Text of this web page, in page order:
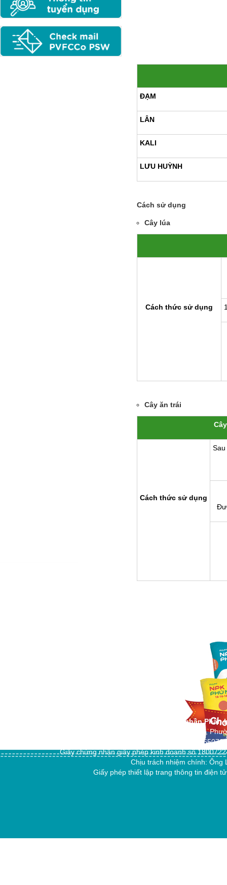
ĐẠM
LÂN
KALI
LƯU HUỲNH
Cách sử dụng
Cây lúa
Cách thức sử dụng
Cây ăn trái
Cách thức sử dụng
Công ty cổ phần Phân
Địa chỉ: 151/18 Trần Hoàng Na,
Điện thoại: +84 292
Giấy chứng nhận giấy phép kinh doanh số
Chịu trách nhiệm chính: Ông
Giấy phép thiết lập trang thông tin điện